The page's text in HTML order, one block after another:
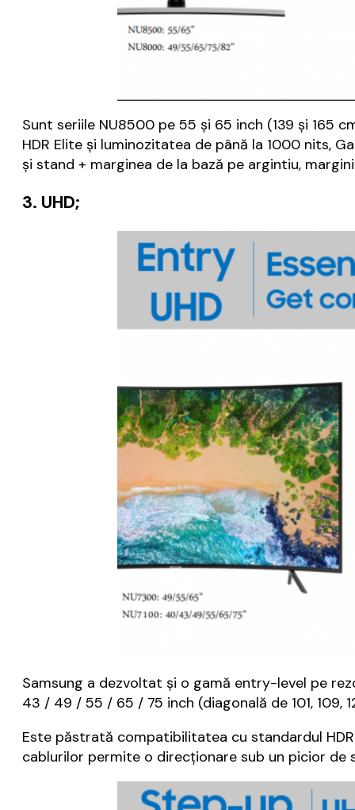
Sunt seriile NU8500 pe 55 și 65 inch (139 și 165
HDR Elite și luminozitatea de până la 1000 nits,
și stand + marginea de la bază pe argintiu,
3. UHD;
Samsung a dezvoltat și o gamă entry-level pe
43 / 49 / 55 / 65 / 75 inch (diagonală de 101, 109,
Este păstrată compatibilitatea cu standardul
cablurilor permite o direcționare sub un picior de